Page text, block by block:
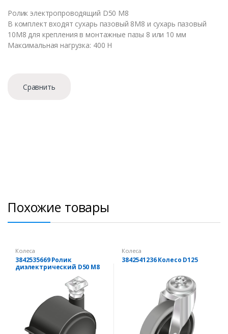
Ролик электропроводящий D50 М8
В комплект входят сухарь пазовый 8М8 и сухарь пазовый
10М8 для крепления в монтажные пазы 8 или 10 мм
Максимальная нагрузка: 400 Н
Сравнить
Похожие товары
Колеса
3842535669 Ролик
диэлектрический D50 М8
Колеса
3842541236 Колесо D125